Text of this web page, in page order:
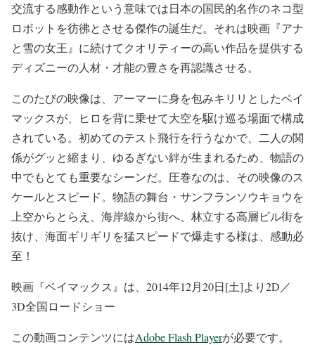
交流する感動作という意味では日本の国民的名作のネコ型
ロボットを彷彿とさせる傑作の誕生だ。それは映画『アナ
と雪の女王』に続けてクオリティーの高い作品を提供する
ディズニーの人材・才能の豊さを再認識させる。
このたびの映像は、アーマーに身を包みキリリとしたベイ
マックスが、ヒロを背に乗せて大空を駆け巡る場面で構成
されている。初めてのテスト飛行を行うなかで、二人の関
係がグッと縮まり、ゆるぎない絆が生まれるため、物語の
中でもとても重要なシーンだ。圧巻なのは、その映像のス
ケールとスピード。物語の舞台・サンフランソウキョウを
上空からとらえ、海岸線から街へ、林立する高層ビル街を
抜け、海面ギリギリを猛スピードで爆走する様は、感動必
至！
映画『ベイマックス』は、2014年12月20日[土]より2D／
3D全国ロードショー
この動画コンテンツにはAdobe Flash Playerが必要です。